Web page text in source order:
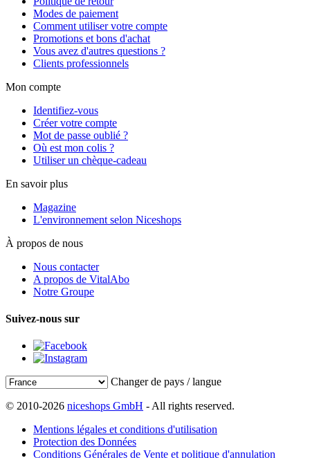
Modes de paiement
Comment utiliser votre compte
Promotions et bons d'achat
Vous avez d'autres questions ?
Clients professionnels
Mon compte
Identifiez-vous
Créer votre compte
Mot de passe oublié ?
Où est mon colis ?
Utiliser un chèque-cadeau
En savoir plus
Magazine
L'environnement selon Niceshops
À propos de nous
Nous contacter
A propos de VitalAbo
Notre Groupe
Suivez-nous sur
Changer de pays / langue
© 2010-2026 niceshops GmbH - All rights reserved.
Mentions légales et conditions d'utilisation
Protection des Données
Conditions Générales de Vente et politique d'annulation